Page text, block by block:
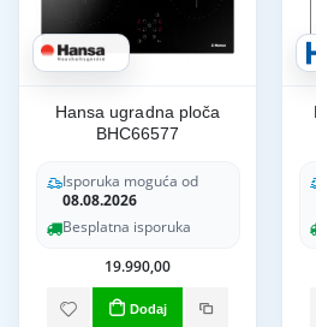
Hansa ugradna ploča
BHC66577
Isporuka moguća od
08.08.2026
Besplatna isporuka
19.990,00
Dodaj